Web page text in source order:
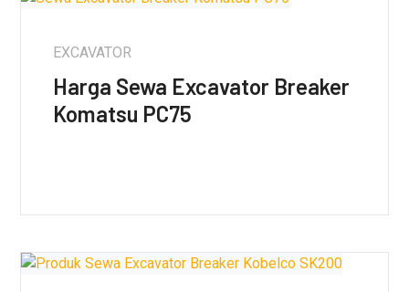
EXCAVATOR
Harga Sewa Excavator Breaker
Komatsu PC75